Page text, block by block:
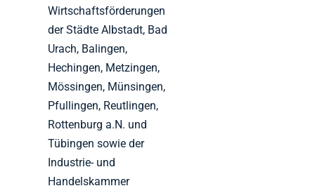
Wirtschaftsförderungen
der Städte Albstadt, Bad
Urach, Balingen,
Hechingen, Metzingen,
Mössingen, Münsingen,
Pfullingen, Reutlingen,
Rottenburg a.N. und
Tübingen sowie der
Industrie- und
Handelskammer